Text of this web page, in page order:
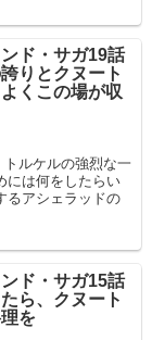
ド・サガ19話
りとクヌート
くこの場が収
ルケルの強烈な一
には何をしたらい
るアシェラッドの
ド・サガ15話
ら、クヌート
を